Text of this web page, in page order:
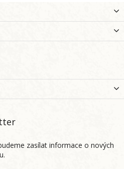
zasílat informace o nových